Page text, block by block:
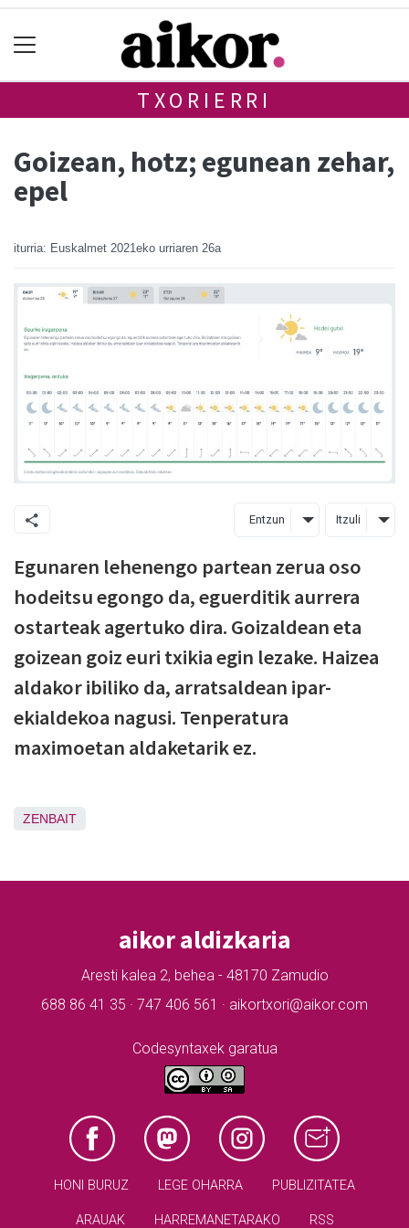
TXORIERRI
Goizean, hotz; egunean zehar,
epel
iturria: Euskalmet 2021eko urriaren 26a
Entzun Itzuli
Egunaren lehenengo partean zerua oso
hodeitsu egongo da, eguerditik aurrera
ostarteak agertuko dira. Goizaldean eta
goizean goiz euri txikia egin lezake. Haizea
aldakor ibiliko da, arratsaldean ipar-
ekialdekoa nagusi. Tenperatura
maximoetan aldaketarik ez.
ZENBAIT
aikor aldizkaria
Aresti kalea 2, behea - 48170 Zamudio
688 86 41 35 · 747 406 561 · aikortxori@aikor.com
Codesyntaxek garatua
HONI BURUZ LEGE OHARRA PUBLIZITATEA
ARAUAK HARREMANETARAKO RSS